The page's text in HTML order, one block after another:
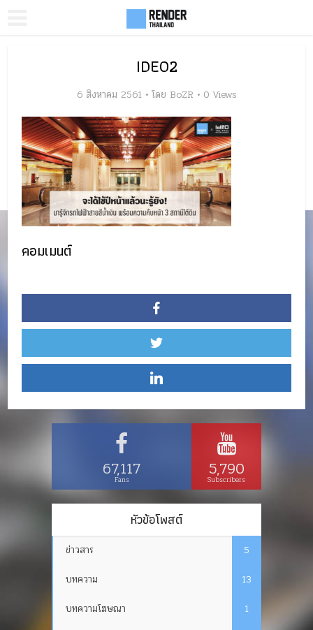
IDEO2
6 สิงหาคม 2561 โดย BoZR 0 Views
คอมเมนต์
67,117
Fans 5,790
Subscribers
หัวข้อโพสต์
ข่าวสาร
5
บทความ
13
บทความโฆษณา
1